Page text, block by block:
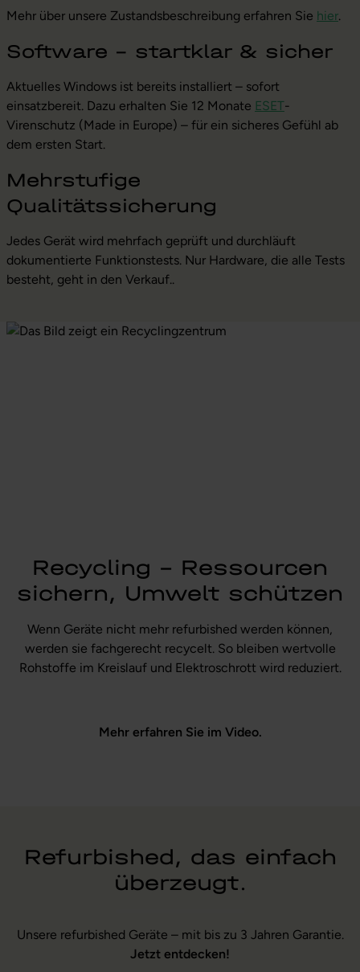
Mehr über unsere Zustandsbeschreibung erfahren Sie hier.
Software – startklar & sicher
Aktuelles Windows ist bereits installiert – sofort
einsatzbereit. Dazu erhalten Sie 12 Monate ESET-
Virenschutz (Made in Europe) – für ein sicheres Gefühl ab
dem ersten Start.
Mehrstufige
Qualitätssicherung
Jedes Gerät wird mehrfach geprüft und durchläuft
dokumentierte Funktionstests. Nur Hardware, die alle Tests
besteht, geht in den Verkauf..
Recycling – Ressourcen
sichern, Umwelt schützen
Wenn Geräte nicht mehr refurbished werden können,
werden sie fachgerecht recycelt. So bleiben wertvolle
Rohstoffe im Kreislauf und Elektroschrott wird reduziert.
Mehr erfahren Sie im Video.
Refurbished, das einfach
überzeugt.
Unsere refurbished Geräte – mit bis zu 3 Jahren Garantie.
Jetzt entdecken!